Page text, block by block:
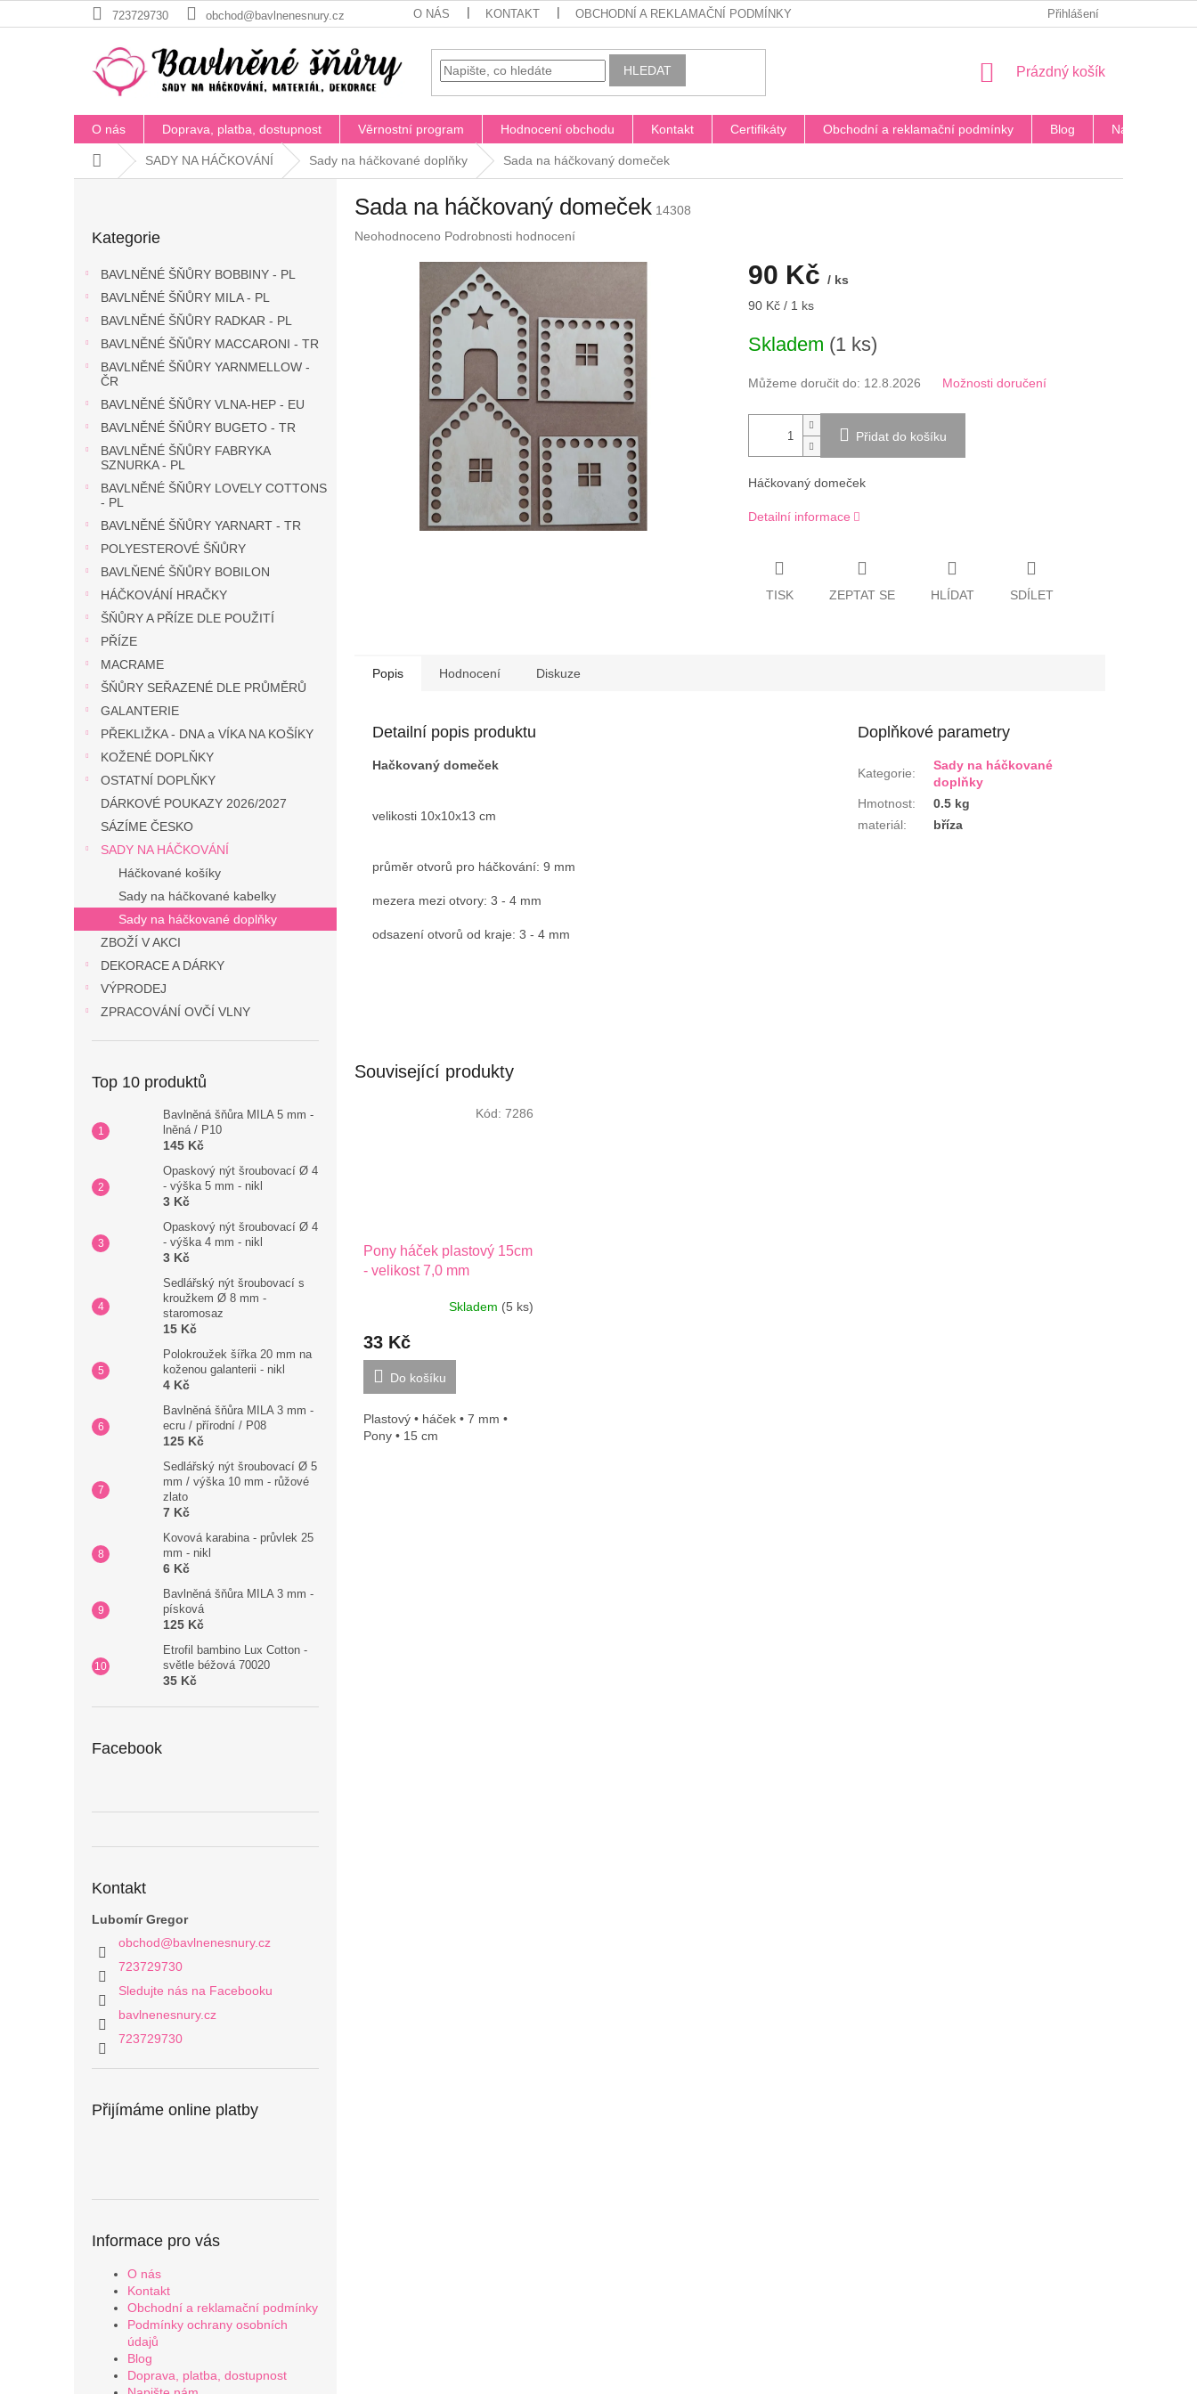
na
723729730 obchod@bavlnenesnury.cz O NÁS KONTAKT OBCHODNÍ A REKLAMAČNÍ PODMÍNKY PODMÍNKY OCHRANY OSOBNÍCH ÚDAJŮ BLOG
Přihlášení
HLEDAT
NÁKUPNÍ
Prázdný košík
O nás Doprava, platba, dostupnost Věrnostní program Hodnocení obchodu Kontakt Certifikáty Obchodní a reklamační podmínky Blog Napište nám
Domů SADY NA HÁČKOVÁNÍ Sady na háčkované doplňky Sada na háčkovaný domeček
kategorie
Kategorie
BAVLNĚNÉ ŠŇŮRY BOBBINY - PL
BAVLNĚNÉ ŠŇŮRY MILA - PL
BAVLNĚNÉ ŠŇŮRY RADKAR - PL
BAVLNĚNÉ ŠŇŮRY MACCARONI - TR
BAVLNĚNÉ ŠŇŮRY YARNMELLOW -
ČR
BAVLNĚNÉ ŠŇŮRY VLNA-HEP - EU
BAVLNĚNÉ ŠŇŮRY BUGETO - TR
BAVLNĚNÉ ŠŇŮRY FABRYKA
SZNURKA - PL
BAVLNĚNÉ ŠŇŮRY LOVELY COTTONS
- PL
BAVLNĚNÉ ŠŇŮRY YARNART - TR
POLYESTEROVÉ ŠŇŮRY
BAVLŇENÉ ŠŇŮRY BOBILON
HÁČKOVÁNÍ HRAČKY
ŠŇŮRY A PŘÍZE DLE POUŽITÍ
PŘÍZE
MACRAME
ŠŇŮRY SEŘAZENÉ DLE PRŮMĚRŮ
GALANTERIE
PŘEKLIŽKA - DNA a VÍKA NA KOŠÍKY
KOŽENÉ DOPLŇKY
OSTATNÍ DOPLŇKY
DÁRKOVÉ POUKAZY 2026/2027
SÁZÍME ČESKO
SADY NA HÁČKOVÁNÍ
Háčkované košíky
Sady na háčkované kabelky
Sady na háčkované doplňky
ZBOŽÍ V AKCI
DEKORACE A DÁRKY
VÝPRODEJ
ZPRACOVÁNÍ OVČÍ VLNY
Top 10 produktů
Bavlněná šňůra MILA 5 mm -
lněná / P10
145 Kč
Opaskový nýt šroubovací Ø 4
- výška 5 mm - nikl
3 Kč
Opaskový nýt šroubovací Ø 4
- výška 4 mm - nikl
3 Kč
Sedlářský nýt šroubovací s
kroužkem Ø 8 mm -
staromosaz
15 Kč
Polokroužek šířka 20 mm na
koženou galanterii - nikl
4 Kč
Bavlněná šňůra MILA 3 mm -
ecru / přírodní / P08
125 Kč
Sedlářský nýt šroubovací Ø 5
mm / výška 10 mm - růžové
zlato
7 Kč
Kovová karabina - průvlek 25
mm - nikl
6 Kč
Bavlněná šňůra MILA 3 mm -
písková
125 Kč
Etrofil bambino Lux Cotton -
světle béžová 70020
35 Kč
Facebook
Kontakt
Lubomír Gregor
obchod@bavlnenesnury.cz
723729730
Sledujte nás na Facebooku
bavlnenesnury.cz
723729730
Přijímáme online platby
Informace pro vás
O nás
Kontakt
Obchodní a reklamační podmínky
Podmínky ochrany osobních
údajů
Blog
Doprava, platba, dostupnost
Sada na háčkovaný domeček 14308
Průměrné
Neohodnoceno Podrobnosti hodnocení
90 Kč / ks
Měrná
90 Kč / 1 ks
Skladem (1 ks)
Můžeme doručit do: 12.8.2026 Možnosti doručení
Přidat do košíku
Háčkovaný domeček
Detailní informace
TISK ZEPTAT SE HLÍDAT SDÍLET
Popis Hodnocení Diskuze
Detailní popis produktu
Hačkovaný domeček
velikosti 10x10x13 cm
průměr otvorů pro háčkování: 9 mm
mezera mezi otvory: 3 - 4 mm
odsazení otvorů od kraje: 3 - 4 mm
Doplňkové parametry
Kategorie:
Sady na háčkované
doplňky
Hmotnost:
0.5 kg
materiál: bříza
Související produkty
Pony háček plastový 15cm
- velikost 7,0 mm
Skladem (5 ks)
33 Kč
Do košíku
Plastový • háček • 7 mm •
Pony • 15 cm
Kód: 7286